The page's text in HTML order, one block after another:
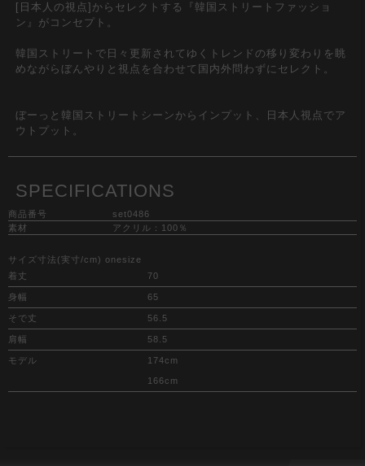
[日本人の視点]からセレクトする『韓国ストリートファッショ
ン』がコンセプト。
韓国ストリートで日々更新されてゆくトレンドの移り変わりを眺
めながらぼんやりと視点を合わせて国内外問わずにセレクト。
ぼーっと韓国ストリートシーンからインプット、日本人視点でア
ウトプット。
SPECIFICATIONS
商品番号
set0486
素材
アクリル：100％
サイズ寸法(実寸/cm) onesize
着丈
70
身幅 65
そで丈 56.5
肩幅 58.5
モデル 174cm
166cm